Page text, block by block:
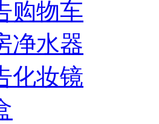
购物车
净水器
化妆镜